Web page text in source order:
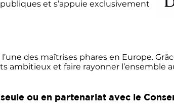
et s’appuie exclusivement
des maîtrises phares en Europe.
ambitieux et faire rayonner l’ensemble
ou en partenariat avec le